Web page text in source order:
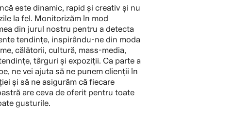
este dinamic, rapid și creativ și nu
la fel. Monitorizăm în mod
din jurul nostru pentru a detecta
tendințe, inspirându-ne din moda
călătorii, cultură, mass-media,
târguri și expoziții. Ca parte a
ne vei ajuta să ne punem clienții în
și să ne asigurăm că fiecare
are ceva de oferit pentru toate
gusturile.